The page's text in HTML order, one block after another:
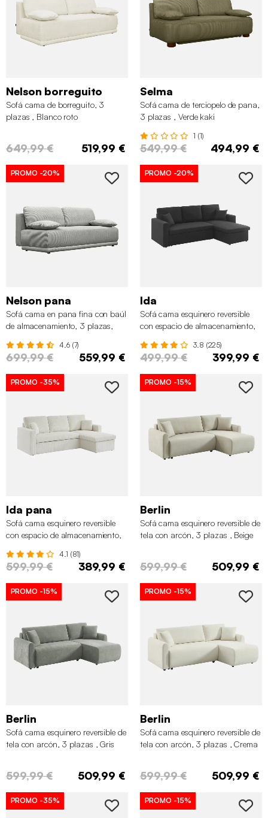
Nelson borreguito
Sofá cama de borreguito, 3
plazas , Blanco roto
649,99 € 519,99 €
Selma
Sofá cama de terciopelo de pana,
3 plazas , Verde kaki
1 (1)
549,99 € 494,99 €
PROMO -20%
Nelson pana
Sofá cama en pana fina con baúl
de almacenamiento, 3 plazas,
4.6 (7)
699,99 € 559,99 €
PROMO -20%
Ida
Sofá cama esquinero reversible
con espacio de almacenamiento,
3.8 (225)
499,99 € 399,99 €
PROMO -35%
Ida pana
Sofá cama esquinero reversible
con espacio de almacenamiento,
4.1 (81)
599,99 € 389,99 €
PROMO -15%
Berlin
Sofá cama esquinero reversible de
tela con arcón, 3 plazas , Beige
599,99 € 509,99 €
PROMO -15%
Berlin
Sofá cama esquinero reversible de
tela con arcón, 3 plazas , Gris
599,99 € 509,99 €
PROMO -15%
Berlin
Sofá cama esquinero reversible de
tela con arcón, 3 plazas , Crema
599,99 € 509,99 €
PROMO -35% PROMO -15%
✖